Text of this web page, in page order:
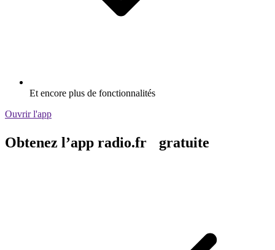
Et encore plus de fonctionnalités
Ouvrir l'app
Obtenez l’app radio.fr gratuite